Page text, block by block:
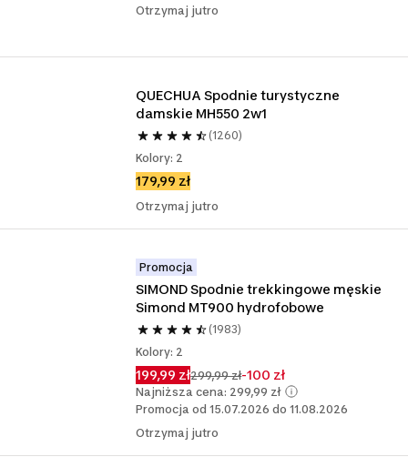
Otrzymaj jutro
QUECHUA Spodnie turystyczne
(1260)
Kolory: 2
179,99 zł
Otrzymaj jutro
Promocja
SIMOND Spodnie trekkingowe męskie
Simond MT900 hydrofobowe
(1983)
Kolory: 2
199,99 zł299,99 zł-100 zł
Najniższa cena: 299,99 zł
Promocja od 15.07.2026 do 11.08.2026
Otrzymaj jutro